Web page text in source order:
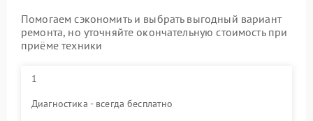
Помогаем сэкономить и выбрать выгодный вариант
ремонта, но уточняйте окончательную стоимость при
приёме техники
1
Диагностика - всегда бесплатно